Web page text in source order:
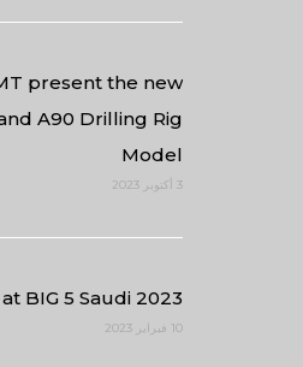
present the new
A90 Drilling Rig
Model
3 أكتوبر 2023
BIG 5 Saudi 2023
10 فبراير 2023